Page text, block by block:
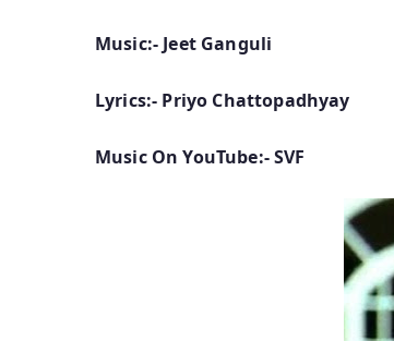
Music:- Jeet Ganguli
Lyrics:- Priyo Chattopadhyay
Music On YouTube:- SVF